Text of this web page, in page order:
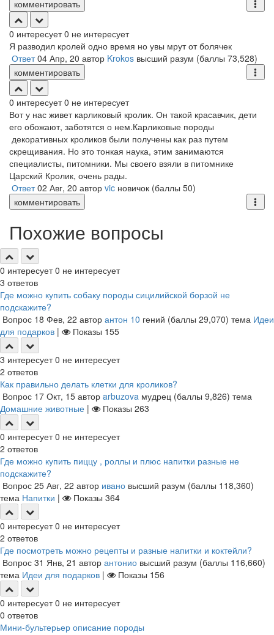
комментировать
0 интересует 0 не интересует
Я разводил кролей одно время но увы мрут от болячек
Ответ 04 Апр, 20 автор Krokos высший разум (баллы 73,528)
комментировать
0 интересует 0 не интересует
Вот у нас живет карликовый кролик. Он такой красавчик, дети
его обожают, заботятся о нем.Карликовые породы
декоративных кроликов были получены как раз путем
скрещивания. Но это тонкая наука, этим занимаются
специалисты, питомники. Мы своего взяли в питомнике
Царский Кролик, очень рады.
Ответ 02 Авг, 20 автор vic новичок (баллы 50)
комментировать
Похожие вопросы
0 интересует 0 не интересует
3 ответов
Где можно купить собаку породы сицилийской борзой не
подскажите?
Вопрос 18 Фев, 22 автор антон 10 гений (баллы 29,070) тема Идеи
для подарков | Показы 155
3 интересует 0 не интересует
2 ответов
Как правильно делать клетки для кроликов?
Вопрос 17 Окт, 15 автор arbuzova мудрец (баллы 9,826) тема
Домашние животные | Показы 263
0 интересует 0 не интересует
2 ответов
Где можно купить пиццу , роллы и плюс напитки разные не
подскажите?
Вопрос 25 Авг, 22 автор ивано высший разум (баллы 118,360)
тема Напитки | Показы 364
0 интересует 0 не интересует
2 ответов
Где посмотреть можно рецепты и разные напитки и коктейли?
Вопрос 31 Янв, 21 автор антонио высший разум (баллы 116,660)
тема Идеи для подарков | Показы 156
0 интересует 0 не интересует
0 ответов
Мини-бультерьер описание породы